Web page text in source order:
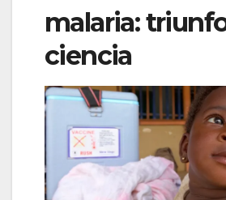
malaria:
ciencia